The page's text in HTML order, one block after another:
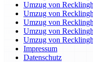
Umzug von
Umzug von
Umzug von
Umzug von
Umzug von
Impressum
Datenschutz